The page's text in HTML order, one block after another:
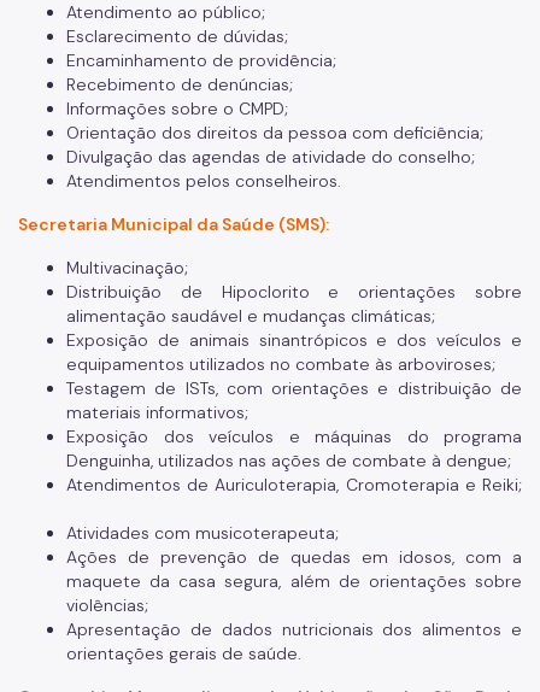
Atendimento ao público;
Esclarecimento de dúvidas;
Encaminhamento de providência;
Recebimento de denúncias;
Informações sobre o CMPD;
Orientação dos direitos da pessoa com deficiência;
Divulgação das agendas de atividade do conselho;
Atendimentos pelos conselheiros.
Secretaria Municipal da Saúde (SMS):
Multivacinação;
Distribuição de Hipoclorito e orientações sobre
alimentação saudável e mudanças climáticas;
Exposição de animais sinantrópicos e dos veículos e
equipamentos utilizados no combate às arboviroses;
Testagem de ISTs, com orientações e distribuição de
materiais informativos;
Exposição dos veículos e máquinas do programa
Denguinha, utilizados nas ações de combate à dengue;
Atendimentos de Auriculoterapia, Cromoterapia e Reiki;
Atividades com musicoterapeuta;
Ações de prevenção de quedas em idosos, com a
maquete da casa segura, além de orientações sobre
violências;
Apresentação de dados nutricionais dos alimentos e
orientações gerais de saúde.